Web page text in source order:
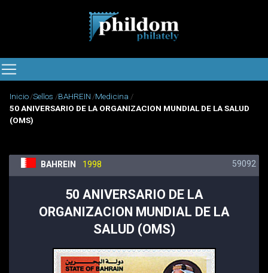
Inicio Sellos BAHREIN Medicina
50 ANIVERSARIO DE LA ORGANIZACION MUNDIAL DE LA SALUD
(OMS)
BAHREIN 1998 59092
50 ANIVERSARIO DE LA
ORGANIZACION MUNDIAL DE LA
SALUD (OMS)